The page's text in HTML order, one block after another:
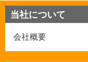
当社について
会社概要